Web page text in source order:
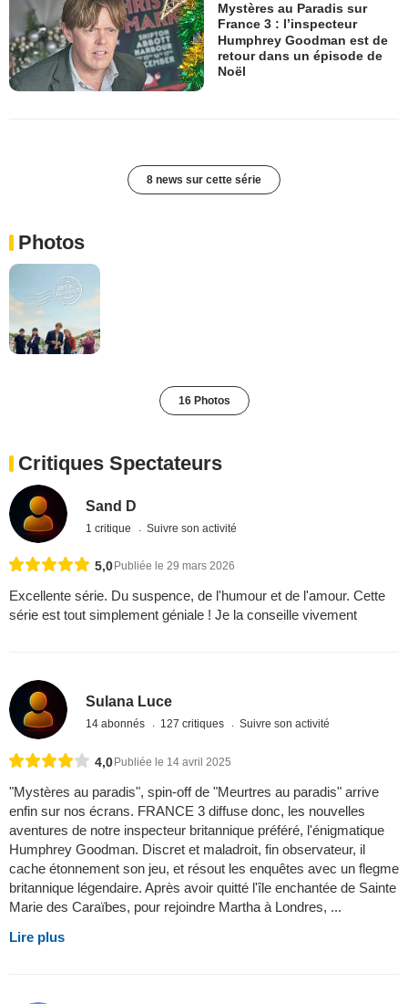
Mystères au Paradis sur
France 3 : l’inspecteur
Humphrey Goodman est de
retour dans un épisode de
Noël
8 news sur cette série
Photos
16 Photos
Critiques Spectateurs
Sand D
1 critique Suivre son activité
5,0 Publiée le 29 mars 2026
Excellente série. Du suspence, de l'humour et de l'amour. Cette
série est tout simplement géniale ! Je la conseille vivement
Sulana Luce
14 abonnés 127 critiques Suivre son activité
4,0Publiée le 14 avril 2025
"Mystères au paradis", spin-off de "Meurtres au paradis" arrive
enfin sur nos écrans. FRANCE 3 diffuse donc, les nouvelles
aventures de notre inspecteur britannique préféré, l'énigmatique
Humphrey Goodman. Discret et maladroit, fin observateur, il
cache étonnement son jeu, et résout les enquêtes avec un flegme
britannique légendaire. Après avoir quitté l'île enchantée de Sainte
Marie des Caraïbes, pour rejoindre Martha à Londres, ...
Lire plus